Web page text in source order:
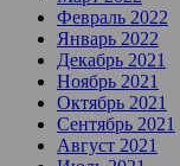
Февраль 2022
Январь 2022
Декабрь 2021
Ноябрь 2021
Октябрь 2021
Сентябрь 2021
Август 2021